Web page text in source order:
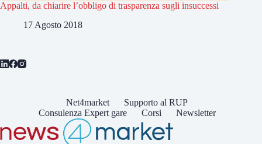
Appalti, da chiarire l’obbligo di trasparenza sugli insuccessi
17 Agosto 2018
Net4market
Supporto al RUP
Consulenza Expert gare
Corsi Newsletter